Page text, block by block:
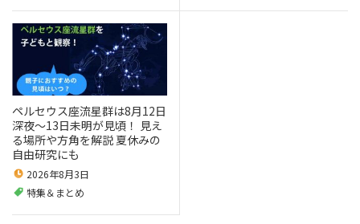
ペルセウス座流星群は8月12日
深夜～13日未明が見頃！ 見え
る場所や方角を解説 夏休みの
自由研究にも
2026年8月3日
特集＆まとめ